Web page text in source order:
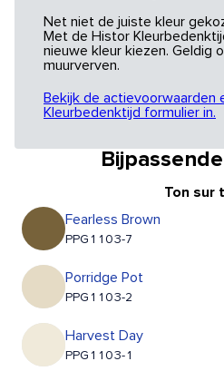
Net niet de juiste kleur
Met de Histor
nieuwe kleur kiezen. Geldig
muurverven.
Bekijk de actievoorwaarden
Kleurbedenktijd formulier in.
Ton sur
Fearless Brown
PPG1103-7
Porridge Pot
PPG1103-2
Harvest Day
PPG1103-1